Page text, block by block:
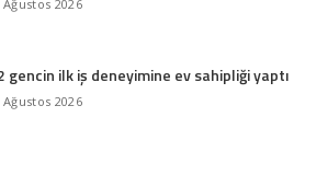
Ağustos 2026
gencin ilk iş deneyimine ev sahipliği yaptı
Ağustos 2026